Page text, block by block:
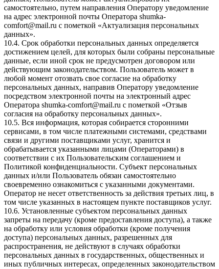
самостоятельно, путем направления Оператору уведомление
на адрес электронной почты Оператора shumka-
comfort@mail.ru с пометкой «Актуализация персональных
данных».
10.4. Срок обработки персональных данных определяется
достижением целей, для которых были собраны персональные
данные, если иной срок не предусмотрен договором или
действующим законодательством. Пользователь может в
любой момент отозвать свое согласие на обработку
персональных данных, направив Оператору уведомление
посредством электронной почты на электронный адрес
Оператора shumka-comfort@mail.ru с пометкой «Отзыв
согласия на обработку персональных данных».
10.5. Вся информация, которая собирается сторонними
сервисами, в том числе платежными системами, средствами
связи и другими поставщиками услуг, хранится и
обрабатывается указанными лицами (Операторами) в
соответствии с их Пользовательским соглашением и
Политикой конфиденциальности. Субъект персональных
данных и/или Пользователь обязан самостоятельно
своевременно ознакомиться с указанными документами.
Оператор не несет ответственность за действия третьих лиц, в
том числе указанных в настоящем пункте поставщиков услуг.
10.6. Установленные субъектом персональных данных
запреты на передачу (кроме предоставления доступа), а также
на обработку или условия обработки (кроме получения
доступа) персональных данных, разрешенных для
распространения, не действуют в случаях обработки
персональных данных в государственных, общественных и
иных публичных интересах, определенных законодательством